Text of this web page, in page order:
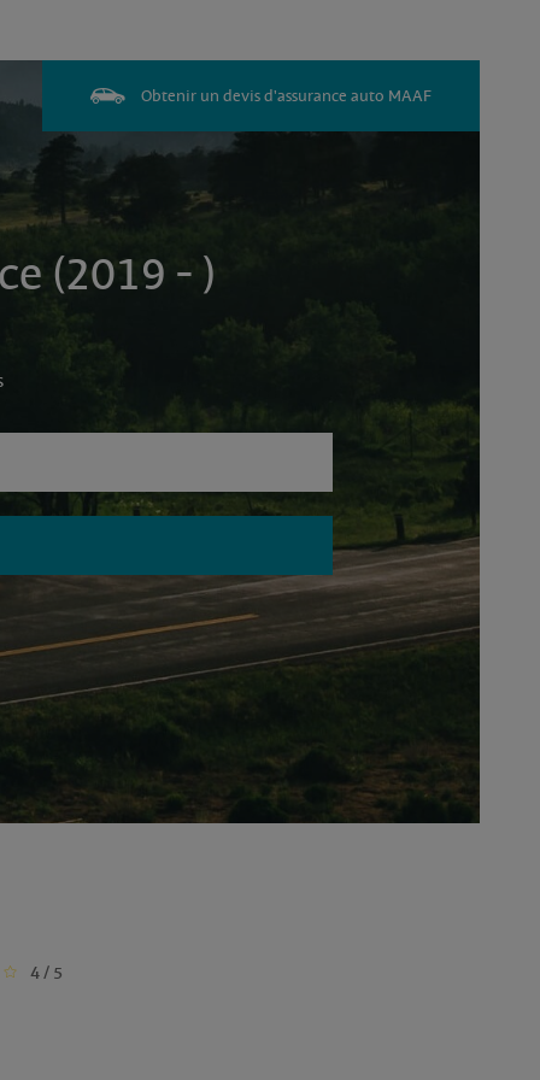
Obtenir un devis d'assurance auto MAAF
(2019 - )
4 / 5